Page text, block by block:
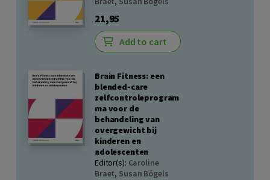
21,95
Add to cart
Brain Fitness: een
blended-care
zelfcontroleprogram
ma voor de
behandeling van
overgewicht bij
kinderen en
adolescenten
Editor(s): Caroline
Braet, Susan Bögels